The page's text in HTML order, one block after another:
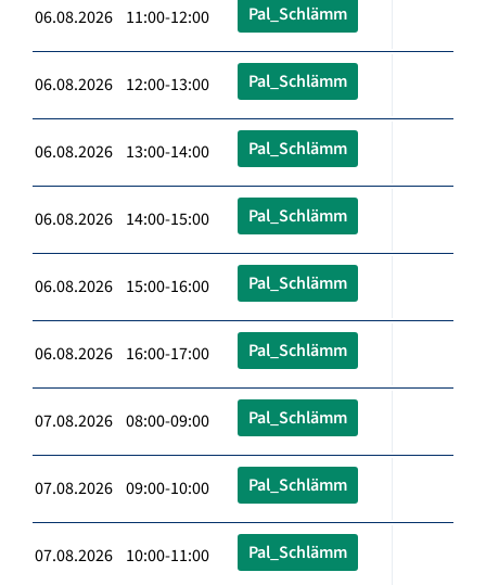
06.08.2026 11:00-12:00 Pal_Schlämm
06.08.2026 12:00-13:00 Pal_Schlämm
06.08.2026 13:00-14:00 Pal_Schlämm
06.08.2026 14:00-15:00 Pal_Schlämm
06.08.2026 15:00-16:00 Pal_Schlämm
06.08.2026 16:00-17:00 Pal_Schlämm
07.08.2026 08:00-09:00 Pal_Schlämm
07.08.2026 09:00-10:00 Pal_Schlämm
07.08.2026 10:00-11:00 Pal_Schlämm